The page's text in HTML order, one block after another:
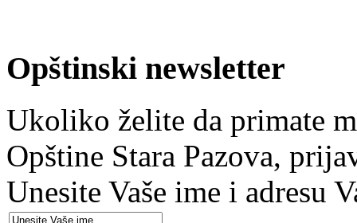
Opštinski newsletter
Ukoliko želite da primate
Opštine Stara Pazova,
Unesite Vaše ime i adresu